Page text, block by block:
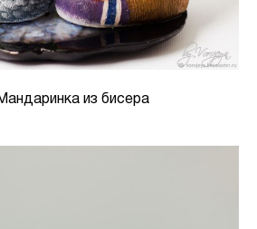
из бисера